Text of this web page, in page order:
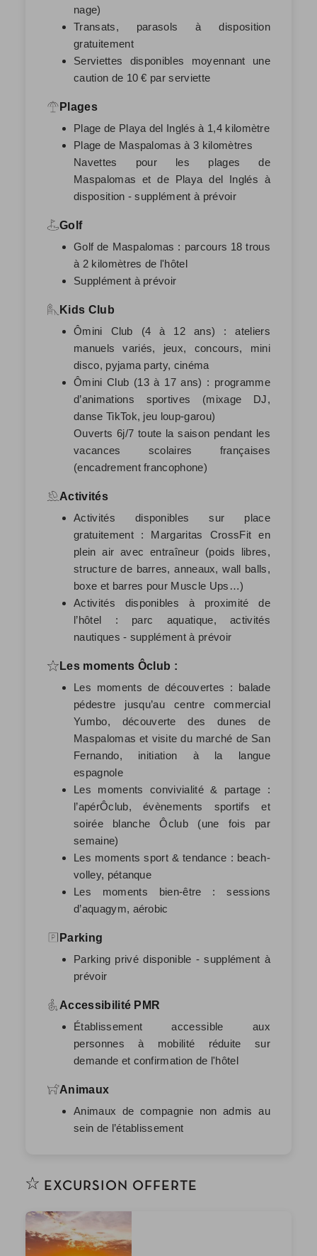
nage)
Transats, parasols à disposition
gratuitement
Serviettes disponibles moyennant une
caution de 10 € par serviette
Plages
Plage de Playa del Inglés à 1,4 kilomètre
Plage de Maspalomas à 3 kilomètres
Navettes pour les plages de
Maspalomas et de Playa del Inglés à
disposition - supplément à prévoir
Golf
Golf de Maspalomas : parcours 18 trous
à 2 kilomètres de l'hôtel
Supplément à prévoir
Kids Club
Ômini Club (4 à 12 ans) : ateliers
manuels variés, jeux, concours, mini
disco, pyjama party, cinéma
Ômini Club (13 à 17 ans) : programme
d’animations sportives (mixage DJ,
danse TikTok, jeu loup-garou)
Ouverts 6j/7 toute la saison pendant les
vacances scolaires françaises
(encadrement francophone)
Activités
Activités disponibles sur place
gratuitement : Margaritas CrossFit en
plein air avec entraîneur (poids libres,
structure de barres, anneaux, wall balls,
boxe et barres pour Muscle Ups…)
Activités disponibles à proximité de
l’hôtel : parc aquatique, activités
nautiques - supplément à prévoir
Les moments Ôclub :
Les moments de découvertes : balade
pédestre jusqu’au centre commercial
Yumbo, découverte des dunes de
Maspalomas et visite du marché de San
Fernando, initiation à la langue
espagnole
Les moments convivialité & partage :
l’apérÔclub, évènements sportifs et
soirée blanche Ôclub (une fois par
semaine)
Les moments sport & tendance : beach-
volley, pétanque
Les moments bien-être : sessions
d’aquagym, aérobic
Parking
Parking privé disponible - supplément à
prévoir
Accessibilité PMR
Établissement accessible aux
personnes à mobilité réduite sur
demande et confirmation de l'hôtel
Animaux
Animaux de compagnie non admis au
sein de l’établissement
EXCURSION OFFERTE